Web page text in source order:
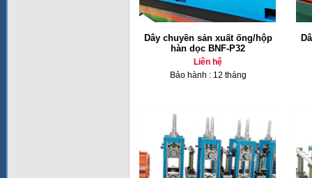
Dây chuyền sản xuất ống/hộp
hàn dọc BNF-P32
Liên hệ
Bảo hành : 12 tháng